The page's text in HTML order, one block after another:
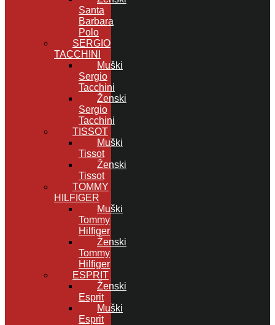
Santa
Barbara
Polo
SERGIO
TACCHINI
Muški
Sergio
Tacchini
Ženski
Sergio
Tacchini
TISSOT
Muški
Tissot
Ženski
Tissot
TOMMY
HILFIGER
Muški
Tommy
Hilfiger
Ženski
Tommy
Hilfiger
ESPRIT
Ženski
Esprit
Muški
Esprit